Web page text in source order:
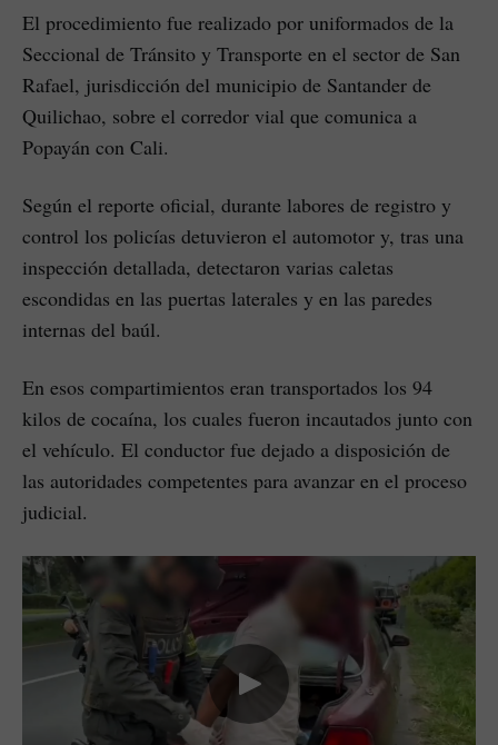
El procedimiento fue realizado por uniformados de la
Seccional de Tránsito y Transporte en el sector de San
Rafael, jurisdicción del municipio de Santander de
Quilichao, sobre el corredor vial que comunica a
Popayán con Cali.
Según el reporte oficial, durante labores de registro y
control los policías detuvieron el automotor y, tras una
inspección detallada, detectaron varias caletas
escondidas en las puertas laterales y en las paredes
internas del baúl.
En esos compartimientos eran transportados los 94
kilos de cocaína, los cuales fueron incautados junto con
el vehículo. El conductor fue dejado a disposición de
las autoridades competentes para avanzar en el proceso
judicial.